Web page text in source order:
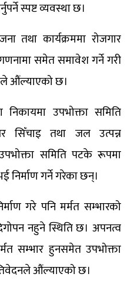
स्पष्ट व्यवस्था छ।
तथा कार्यक्रममा रोजगार
समेत समावेश गर्ने गरी
औंल्याएको छ।
निकायमा उपभोक्ता समिति
सिँचाइ तथा जल उत्पन्न
समिति पटके रूपमा
निर्माण गर्ने गरेका छन्।
गरे पनि मर्मत सम्भारको
नहुने स्थिति छ। अपनत्व
सम्भार हुनसमेत उपभोक्ता
औंल्याएको छ।